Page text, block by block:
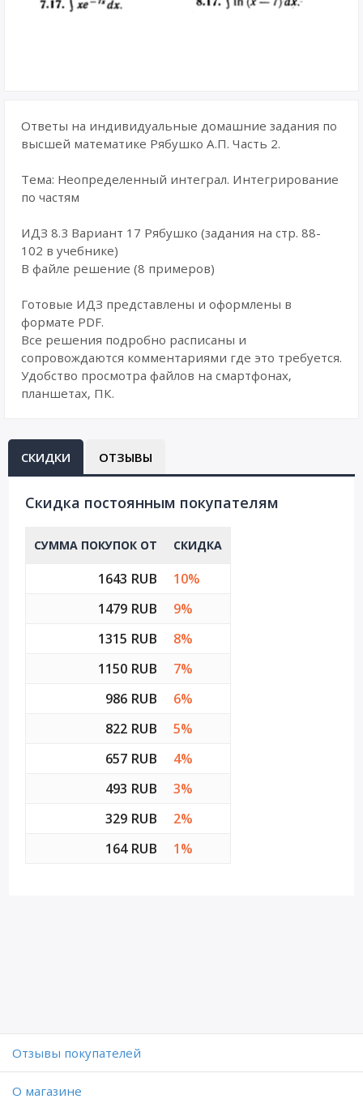
Ответы на индивидуальные домашние задания по
высшей математике Рябушко А.П. Часть 2.
Тема: Неопределенный интеграл. Интегрирование
по частям
ИДЗ 8.3 Вариант 17 Рябушко (задания на стр. 88-
102 в учебнике)
В файле решение (8 примеров)
Готовые ИДЗ представлены и оформлены в
формате PDF.
Все решения подробно расписаны и
сопровождаются комментариями где это требуется.
Удобство просмотра файлов на смартфонах,
планшетах, ПК.
СКИДКИ ОТЗЫВЫ
Cкидка постоянным покупателям
СУММА ПОКУПОК ОТ СКИДКА
1643 RUB
10%
1479 RUB
9%
1315 RUB
8%
1150 RUB
7%
986 RUB
6%
822 RUB
5%
657 RUB
4%
493 RUB
3%
329 RUB
2%
164 RUB
1%
Отзывы покупателей
O магазине